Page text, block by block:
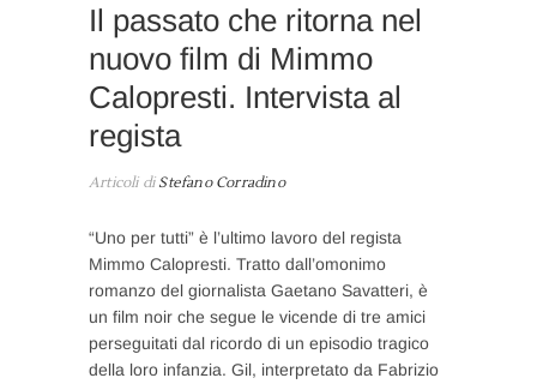
Il passato che ritorna nel
nuovo film di Mimmo
Calopresti. Intervista al
regista
Articoli diStefano Corradino
“Uno per tutti” è l’ultimo lavoro del regista
Mimmo Calopresti. Tratto dall’omonimo
romanzo del giornalista Gaetano Savatteri, è
un film noir che segue le vicende di tre amici
perseguitati dal ricordo di un episodio tragico
della loro infanzia. Gil, interpretato da Fabrizio